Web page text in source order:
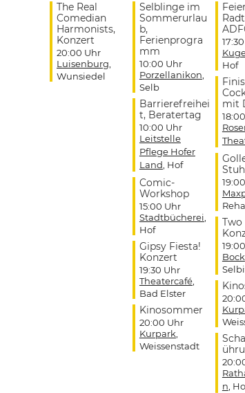
The Real
Comedian
Harmonists,
Konzert
20:00 Uhr
Luisenburg,
Wunsiedel
Selblinge im
Sommerurlau
b,
Ferienprogra
mm
10:00 Uhr
Porzellanikon,
Selb
Barrierefreihei
t, Beratertag
10:00 Uhr
Leitstelle
Pflege Hofer
Land, Hof
Comic-
Workshop
15:00 Uhr
Stadtbücherei,
Hof
Gipsy Fiesta!
Konzert
19:30 Uhr
Theatercafé,
Bad Elster
Kinosommer
20:00 Uhr
Kurpark,
Weissenstadt
Hof
mit
Two
n,